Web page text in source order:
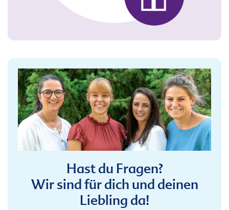
Hast du Fragen?
Wir sind für dich und deinen
Liebling da!